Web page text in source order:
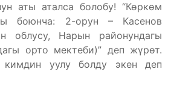
аты аталса болобу! “Көркөм
боюнча: 2-орун – Касенов
облусу, Нарын районундагы
орто мектеби)” деп жүрөт.
кимдин уулу болду экен деп